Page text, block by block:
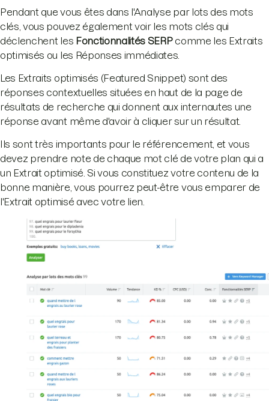
Pendant que vous êtes dans l'Analyse par lots des mots
clés, vous pouvez également voir les mots clés qui
déclenchent les Fonctionnalités SERPcomme les Extraits
optimisés ou les Réponses immédiates.
Les Extraits optimisés (Featured Snippet) sont des
réponses contextuelles situées en haut de la page de
résultats de recherche qui donnent aux internautes une
réponse avant même d'avoir à cliquer sur un résultat.
Ils sont très importants pour le référencement, et vous
devez prendre note de chaque mot clé de votre plan qui a
un Extrait optimisé. Si vous constituez votre contenu de la
bonne manière, vous pourrez peut-être vous emparer de
l'Extrait optimisé avec votre lien.